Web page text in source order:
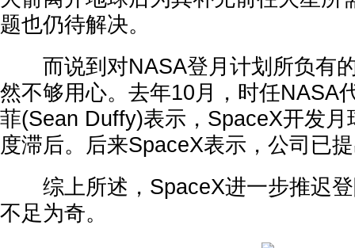
题也仍待解决。
而说到对NASA登月计划所负有
然不够用心。去年10月，时任NASA
菲(Sean Duffy)表示，SpaceX开发月
度滞后。后来SpaceX表示，公司已
综上所述，SpaceX进一步推迟登
不足为奇。